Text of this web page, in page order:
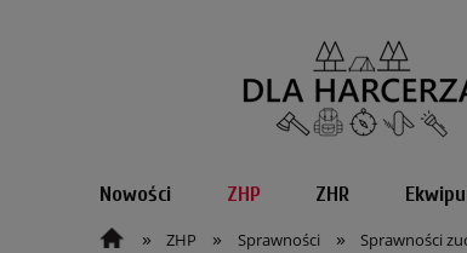
Nowości ZHP ZHR
» ZHP » Sprawności » Sprawności